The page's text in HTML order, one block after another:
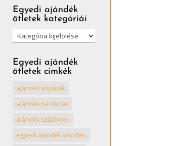
Egyedi ajándék
ötletek kategóriái
Egyedi
ajándék
ötletek
kategóriái
Egyedi ajándék
ötletek címkék
ajándék anyának
ajándék pároknak
ajándék szülőknek
egyedi ajándék készítés